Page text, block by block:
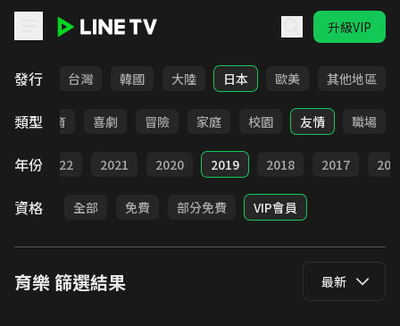
升級VIP
發行
全部 台灣 韓國 大陸 日本 歐美 其他地區
類型教育 喜劇 冒險 家庭 校園 友情 職場
年份 2022 2021 2020 2019 2018 2017
資格 全部 免費 部分免費 VIP會員
育樂篩選結果 最新